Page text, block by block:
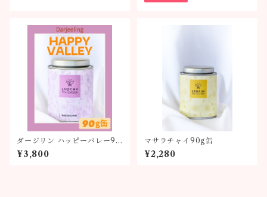
ダージリン ハッピーバレー90
g缶
¥3,800
マサラチャイ90g缶
¥2,280